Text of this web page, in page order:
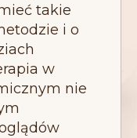
takie
i o
w
nie